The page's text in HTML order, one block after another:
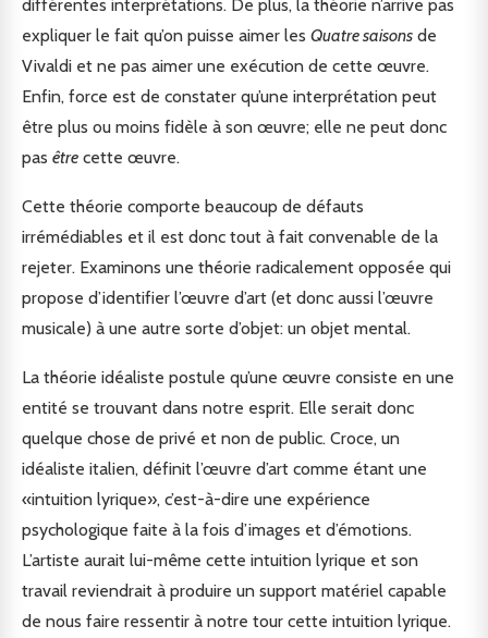
différentes interprétations. De plus, la théorie n’arrive pas
expliquer le fait qu’on puisse aimer les Quatre saisons de
Vivaldi et ne pas aimer une exécution de cette œuvre.
Enfin, force est de constater qu’une interprétation peut
être plus ou moins fidèle à son œuvre; elle ne peut donc
pas être cette œuvre.
Cette théorie comporte beaucoup de défauts
irrémédiables et il est donc tout à fait convenable de la
rejeter. Examinons une théorie radicalement opposée qui
propose d’identifier l’œuvre d’art (et donc aussi l’œuvre
musicale) à une autre sorte d’objet: un objet mental.
La théorie idéaliste postule qu’une œuvre consiste en une
entité se trouvant dans notre esprit. Elle serait donc
quelque chose de privé et non de public. Croce, un
idéaliste italien, définit l’œuvre d’art comme étant une
«intuition lyrique», c’est-à-dire une expérience
psychologique faite à la fois d’images et d’émotions.
L’artiste aurait lui-même cette intuition lyrique et son
travail reviendrait à produire un support matériel capable
de nous faire ressentir à notre tour cette intuition lyrique.